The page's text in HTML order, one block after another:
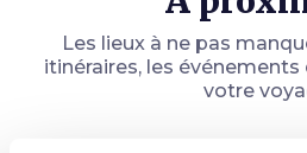
Les lieux à ne pas
itinéraires, les
votre